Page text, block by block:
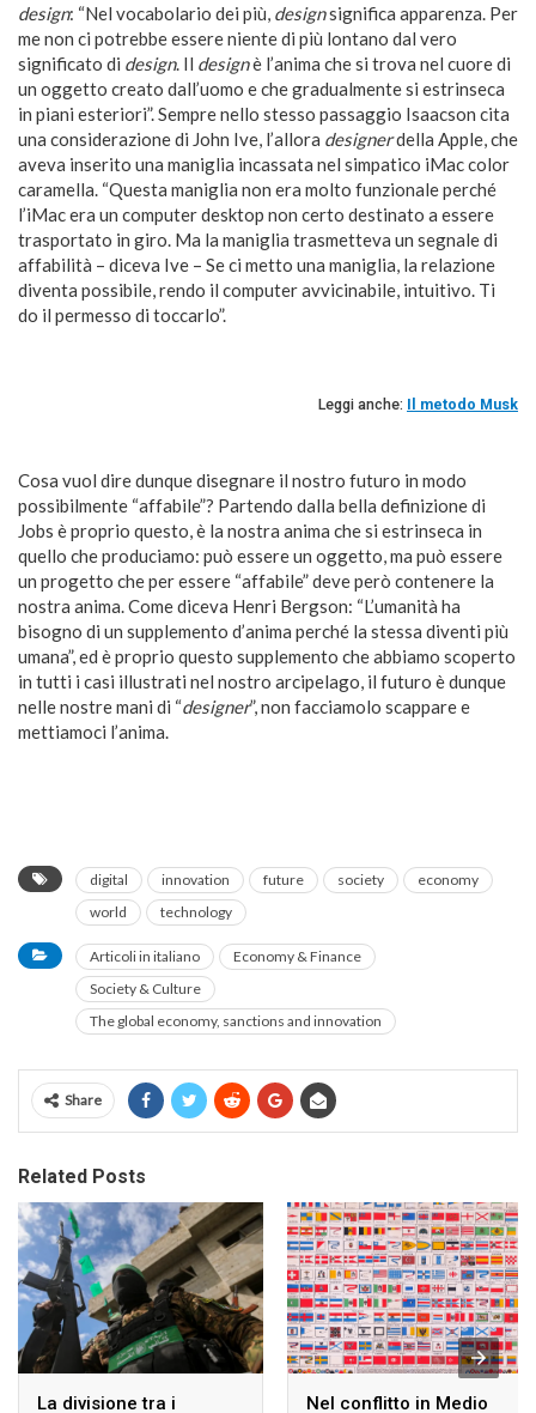
design: “Nel vocabolario dei più, designsignifica apparenza. Per
me non ci potrebbe essere niente di più lontano dal vero
significato di design. Il designè l’anima che si trova nel cuore di
un oggetto creato dall’uomo e che gradualmente si estrinseca
in piani esteriori”. Sempre nello stesso passaggio Isaacson cita
una considerazione di John Ive, l’allora designerdella Apple, che
aveva inserito una maniglia incassata nel simpatico iMac color
caramella. “Questa maniglia non era molto funzionale perché
l’iMac era un computer desktop non certo destinato a essere
trasportato in giro. Ma la maniglia trasmetteva un segnale di
affabilità – diceva Ive – Se ci metto una maniglia, la relazione
diventa possibile, rendo il computer avvicinabile, intuitivo. Ti
do il permesso di toccarlo”.
Leggi anche: Il metodo Musk
Cosa vuol dire dunque disegnare il nostro futuro in modo
possibilmente “affabile”? Partendo dalla bella definizione di
Jobs è proprio questo, è la nostra anima che si estrinseca in
quello che produciamo: può essere un oggetto, ma può essere
un progetto che per essere “affabile” deve però contenere la
nostra anima. Come diceva Henri Bergson: “L’umanità ha
bisogno di un supplemento d’anima perché la stessa diventi più
umana”, ed è proprio questo supplemento che abbiamo scoperto
in tutti i casi illustrati nel nostro arcipelago, il futuro è dunque
nelle nostre mani di “designer”, non facciamolo scappare e
mettiamoci l’anima.
digital innovation future society
economy
world
technology
Articoli in italiano
Economy & Finance
Society & Culture
The global economy, sanctions and innovation
Share
Related Posts
La divisione tra i Nel conflitto in Medio